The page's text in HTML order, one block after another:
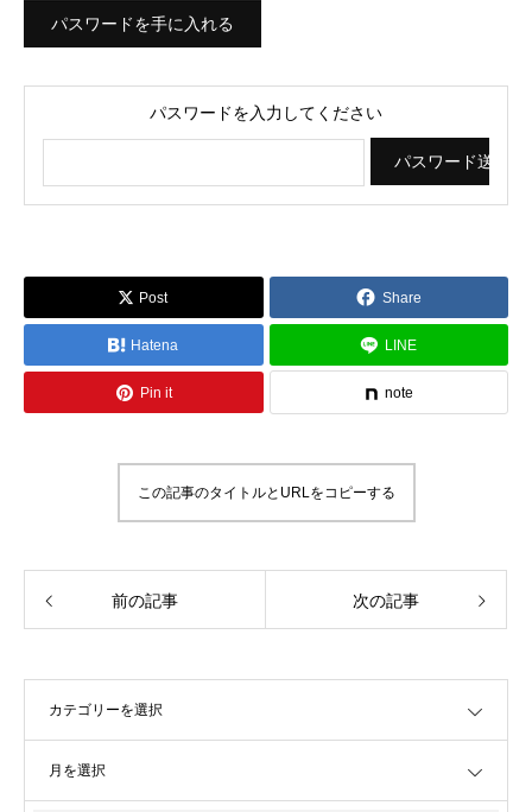
パスワードを手に入れる
パスワードを入力してください
Post Share
Hatena LINE
Pin it note
この記事のタイトルとURLをコピーする
前の記事 次の記事